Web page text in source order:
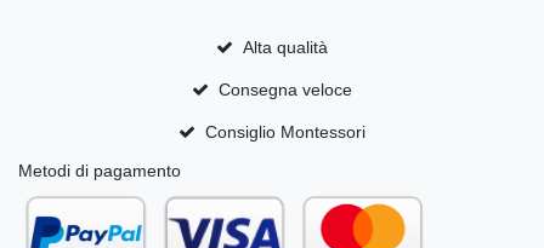
Alta qualità
Consegna veloce
Consiglio Montessori
Metodi di pagamento